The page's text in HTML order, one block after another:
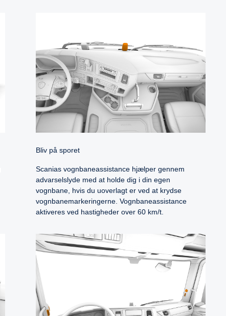
Bliv på sporet
Scanias vognbaneassistance hjælper gennem
advarselslyde med at holde dig i din egen
vognbane, hvis du uoverlagt er ved at krydse
vognbanemarkeringerne. Vognbaneassistance
aktiveres ved hastigheder over 60 km/t.